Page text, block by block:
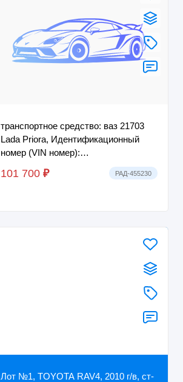
транспортное средство: ваз 21703
Lada Priora, Идентификационный
номер (VIN номер):
XTA21703070038789, Год выпуска:
2007 гос.номер Нет све...
101 700 ₽ РАД-455230
Лот №1, TOYOTA RAV4, 2010 г/в, ст-